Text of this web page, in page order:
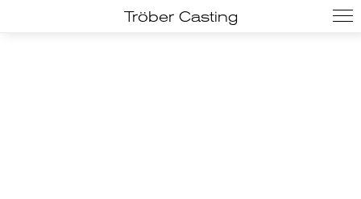
Tröber Casting